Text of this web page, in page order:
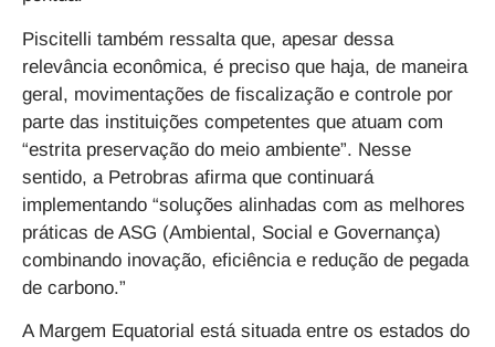
Piscitelli também ressalta que, apesar dessa
relevância econômica, é preciso que haja, de maneira
geral, movimentações de fiscalização e controle por
parte das instituições competentes que atuam com
“estrita preservação do meio ambiente”. Nesse
sentido, a Petrobras afirma que continuará
implementando “soluções alinhadas com as melhores
práticas de ASG (Ambiental, Social e Governança)
combinando inovação, eficiência e redução de pegada
de carbono.”
A Margem Equatorial está situada entre os estados do